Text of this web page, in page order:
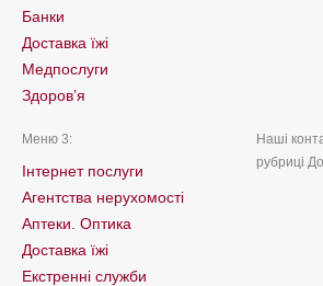
Банки
Доставка їжі
Медпослуги
Здоров’я
Меню 3:
Інтернет послуги
Агентства нерухомості
Аптеки. Оптика
Доставка їжі
Екстренні служби
Наші
рубриці